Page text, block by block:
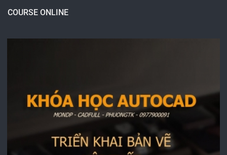
COURSE ONLINE